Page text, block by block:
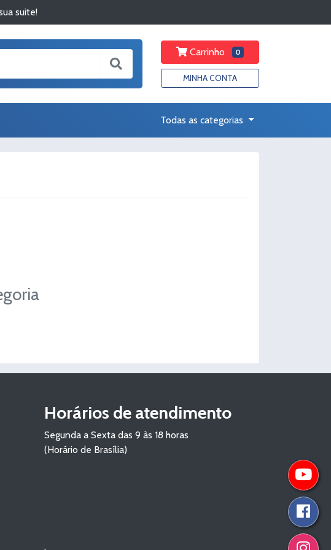
suite!
Carrinho 0
MINHA CONTA
Todas as categorias
Horários de atendimento
Segunda a Sexta das 9 às 18 horas
(Horário de Brasília)